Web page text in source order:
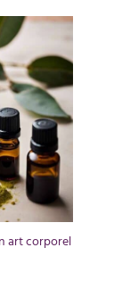
art corporel